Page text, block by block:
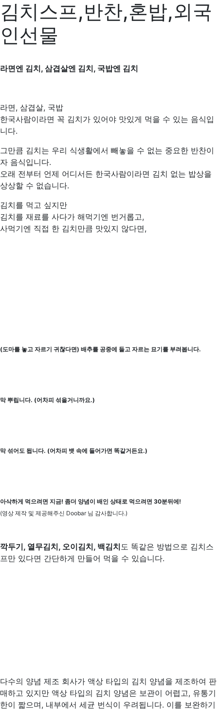
김치스프,반찬,혼밥,외국
인선물
라면엔 김치, 삼겹살엔 김치, 국밥엔 김치
라면, 삼겹살, 국밥
한국사람이라면 꼭 김치가 있어야 맛있게 먹을 수 있는 음식입
니다.
그만큼 김치는 우리 식생활에서 빼놓을 수 없는 중요한 반찬이
자 음식입니다.
오래 전부터 언제 어디서든 한국사람이라면 김치 없는 밥상을
상상할 수 없습니다.
김치를 먹고 싶지만
김치를 재료를 사다가 해먹기엔 번거롭고,
사먹기엔 직접 한 김치만큼 맛있지 않다면,
(도마를 놓고 자르기 귀찮다면) 배추를 공중에 들고 자르는 묘기를 부려봅니다.
막 뿌립니다. (어차피 섞을거니까요.)
막 섞어도 됩니다. (어차피 뱃 속에 들어가면 똑같거든요.)
아삭하게 먹으려면 지금! 좀더 양념이 배인 상태로 먹으려면 30분뒤에!
(영상 제작 및 제공해주신 Doobar 님 감사합니다.)
깍두기, 열무김치, 오이김치, 백김치도 똑같은 방법으로 김치스
프만 있다면 간단하게 만들어 먹을 수 있습니다.
다수의 양념 제조 회사가 액상 타입의 김치 양념을 제조하여 판
매하고 있지만 액상 타입의 김치 양념은 보관이 어렵고, 유통기
한이 짧으며, 내부에서 세균 번식이 우려됩니다. 이를 보완하기